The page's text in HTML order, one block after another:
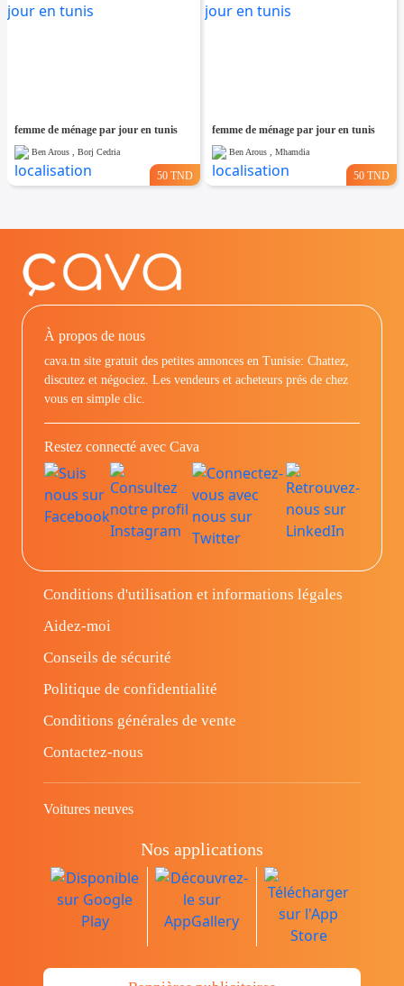
femme de ménage par jour en tunis
Ben Arous , Borj Cedria
50 TND
femme de ménage par jour en tunis
Ben Arous , Mhamdia
50 TND
À propos de nous
cava.tn site gratuit des petites annonces en Tunisie: Chattez,
discutez et négociez. Les vendeurs et acheteurs prés de chez
vous en simple clic.
Restez connecté avec Cava
Conditions d'utilisation et informations légales
Aidez-moi
Conseils de sécurité
Politique de confidentialité
Conditions générales de vente
Contactez-nous
Voitures neuves
Nos applications